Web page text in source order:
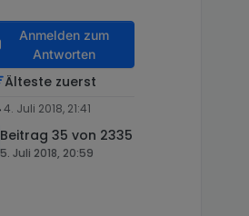
Anmelden zum
Antworten
Älteste zuerst
4. Juli 2018, 21:41
Beitrag 35 von 2335
5. Juli 2018, 20:59